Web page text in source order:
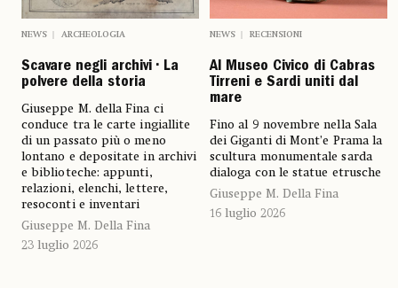
NEWS ARCHEOLOGIA
Scavare negli archivi • La
polvere della storia
Giuseppe M. della Fina ci
conduce tra le carte ingiallite
di un passato più o meno
lontano e depositate in archivi
e biblioteche: appunti,
relazioni, elenchi, lettere,
resoconti e inventari
Giuseppe M. Della Fina
23 luglio 2026
NEWS RECENSIONI
Al Museo Civico di Cabras
Tirreni e Sardi uniti dal
mare
Fino al 9 novembre nella Sala
dei Giganti di Mont’e Prama la
scultura monumentale sarda
dialoga con le statue etrusche
Giuseppe M. Della Fina
16 luglio 2026